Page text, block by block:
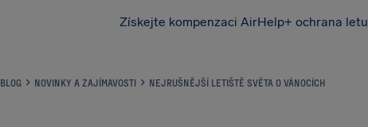
Získejte kompenzaci AirHelp+ ochrana letu
BLOG NOVINKY A ZAJÍMAVOSTI NEJRUŠNĚJŠÍ LETIŠTĚ SVĚTA O VÁNOCÍCH